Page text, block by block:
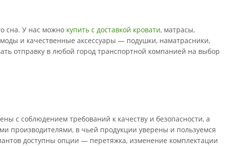
сна. У нас можно купить с доставкой кровати, матрасы,
и качественные аксессуары — подушки, наматрасники,
отправку в любой город транспортной компанией на выбор
с соблюдением требований к качеству и безопасности, а
производителями, в чьей продукции уверены и пользуемся
доступны опции — перетяжка, изменение комплектации